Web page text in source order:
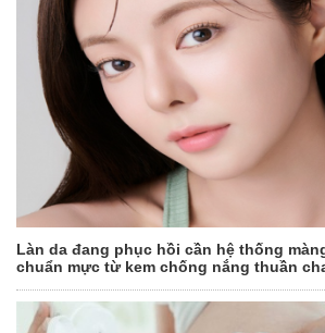
Làn da đang phục hồi cần hệ thống
chuẩn mực từ kem chống nắng thuần